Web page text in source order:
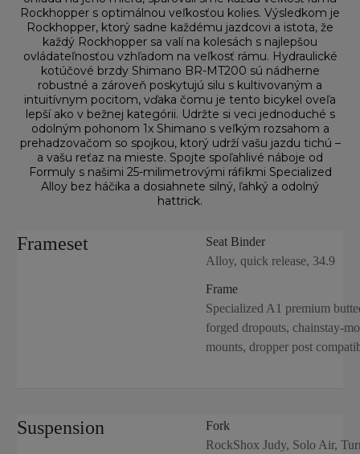
Rockhopper s optimálnou veľkosťou kolies. Výsledkom je
Rockhopper, ktorý sadne každému jazdcovi a istota, že
každý Rockhopper sa valí na kolesách s najlepšou
ovládateľnosťou vzhľadom na veľkosť rámu. Hydraulické
kotúčové brzdy Shimano BR-MT200 sú nádherne
robustné a zároveň poskytujú silu s kultivovaným a
intuitívnym pocitom, vďaka čomu je tento bicykel oveľa
lepší ako v bežnej kategórii. Udržte si veci jednoduché s
odolným pohonom 1x Shimano s veľkým rozsahom a
prehadzovačom so spojkou, ktorý udrží vašu jazdu tichú –
a vašu reťaz na mieste. Spojte spoľahlivé náboje od
Formuly s našimi 25-milimetrovými ráfikmi Specialized
Alloy bez háčika a dosiahnete silný, ľahký a odolný
hattrick.
Frameset
Seat Binder
Alloy, quick release, 34.9
Frame
Specialized A1 premium
forged dropouts, chainstay-
mounts, dropper post
Suspension
Fork
RockShox Judy, Solo Air,